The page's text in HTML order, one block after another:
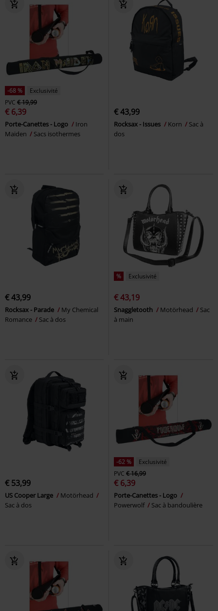
-68 %
Exclusivité
PVC € 19,99
€ 6,39
Porte-Canettes - Logo
Iron
Maiden
Sacs isothermes
€ 43,99
Rocksax - Issues Korn
Sac à
dos
€ 43,99
Rocksax - Parade
My Chemical
Romance
Sac à dos
% Exclusivité
€ 43,19
Snaggletooth Motörhead
Sac
à main
€ 53,99
US Cooper Large
Motörhead
Sac à dos
-62 %
Exclusivité
PVC € 16,99
€ 6,39
Porte-Canettes - Logo
Powerwolf
Sac à bandoulière